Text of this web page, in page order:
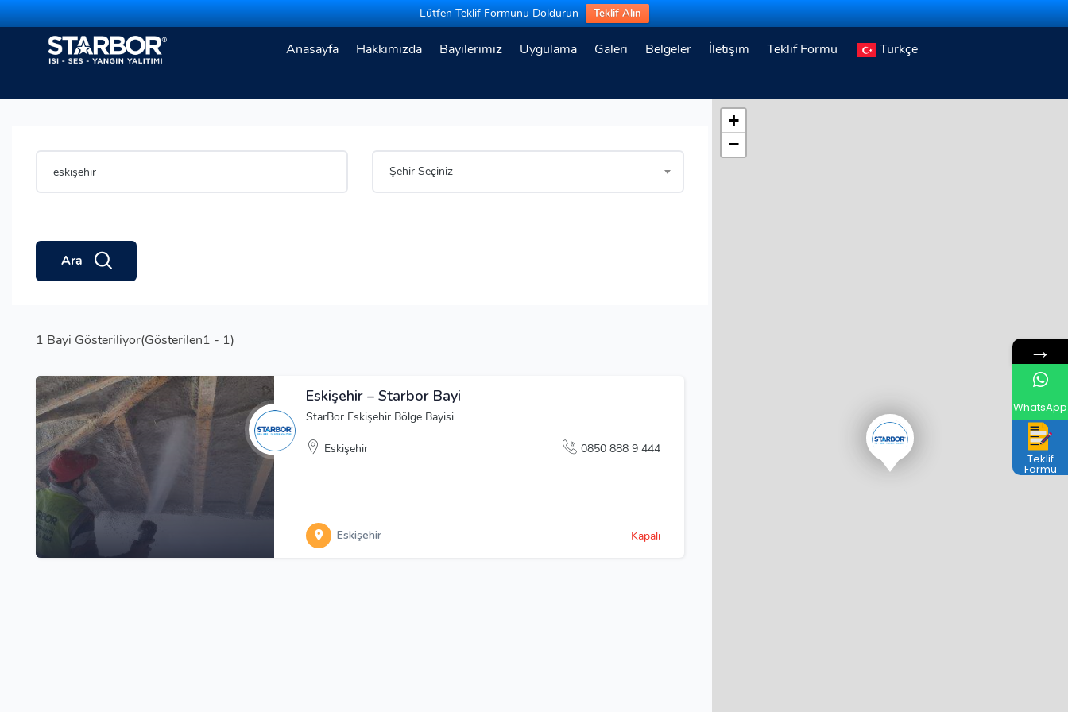
Lütfen Teklif Formunu Doldurun Teklif Alın
Anasayfa Hakkımızda Bayilerimiz Uygulama Galeri Belgeler İletişim Teklif Formu Türkçe
Şehir Seçiniz
Ara
1 Bayi Gösteriliyor(Gösterilen1 - 1)
Eskişehir – Starbor Bayi
StarBor Eskişehir Bölge Bayisi
Eskişehir 0850 888 9 444
Eskişehir Kapalı
+
−
→
WhatsApp
Teklif
Formu